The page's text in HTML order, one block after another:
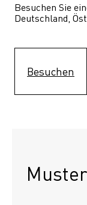
Besuchen Sie
Deutschland,
Besuchen